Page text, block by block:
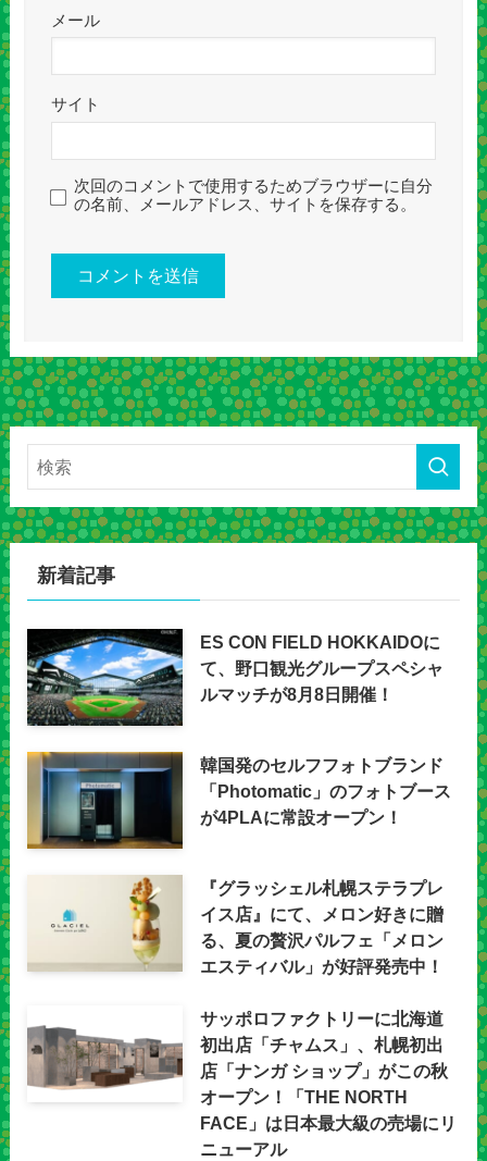
メール
サイト
次回のコメントで使用するためブラウザーに自分
の名前、メールアドレス、サイトを保存する。
新着記事
ES CON FIELD HOKKAIDOに
て、野口観光グループスペシャ
ルマッチが8月8日開催！
韓国発のセルフフォトブランド
「Photomatic」のフォトブース
が4PLAに常設オープン！
『グラッシェル札幌ステラプレ
イス店』にて、メロン好きに贈
る、夏の贅沢パルフェ「メロン
エスティバル」が好評発売中！
サッポロファクトリーに北海道
初出店「チャムス」、札幌初出
店「ナンガ ショップ」がこの秋
オープン！「THE NORTH
FACE」は日本最大級の売場にリ
ニューアル